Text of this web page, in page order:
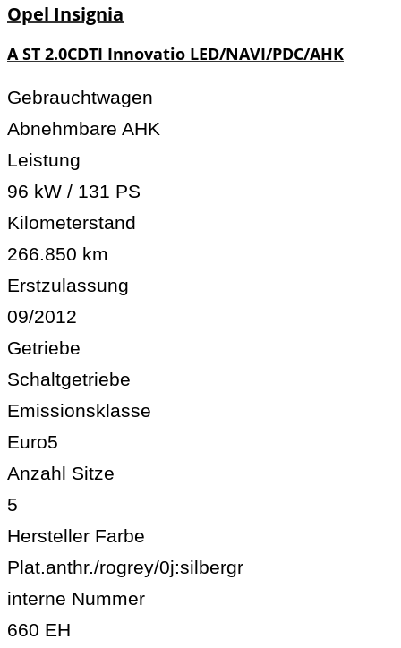
Opel Insignia
A ST 2.0CDTI Innovatio LED/NAVI/PDC/AHK
Gebrauchtwagen
Abnehmbare AHK
Leistung
96 kW / 131 PS
Kilometerstand
266.850 km
Erstzulassung
09/2012
Getriebe
Schaltgetriebe
Emissionsklasse
Euro5
Anzahl Sitze
5
Hersteller Farbe
Plat.anthr./rogrey/0j:silbergr
interne Nummer
660 EH